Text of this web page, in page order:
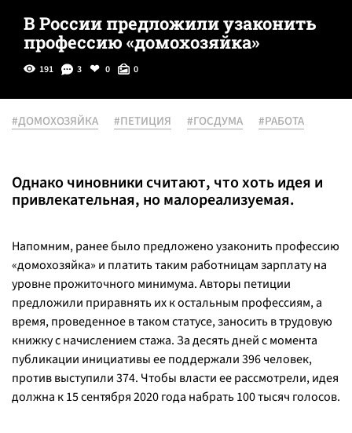
В России предложили узаконить
профессию «домохозяйка»
191 3 0 0
#ДОМОХОЗЯЙКА #ПЕТИЦИЯ #ГОСДУМА #РАБОТА
Однако чиновники считают, что хоть идея и
привлекательная, но малореализуемая.
Напомним, ранее было предложено узаконить профессию
«домохозяйка» и платить таким работницам зарплату на
уровне прожиточного минимума. Авторы петиции
предложили приравнять их к остальным профессиям, а
время, проведенное в таком статусе, заносить в трудовую
книжку с начислением стажа. За десять дней с момента
публикации инициативы ее поддержали 396 человек,
против выступили 374. Чтобы власти ее рассмотрели, идея
должна к 15 сентября 2020 года набрать 100 тысяч голосов.